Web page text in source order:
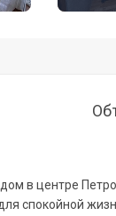
дом в центре
спокойной